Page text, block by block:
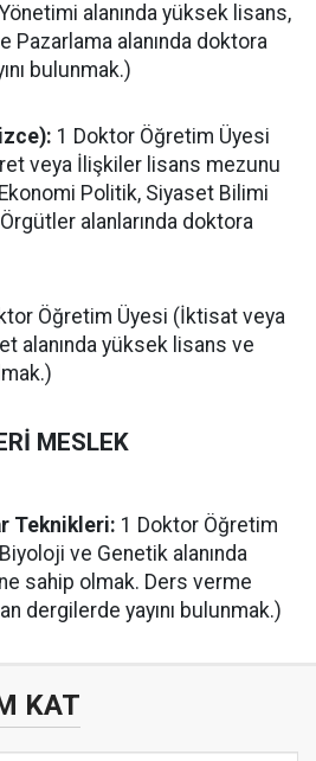
alanında yüksek lisans,
Pazarlama alanında doktora
bulunmak.)
1 Doktor Öğretim Üyesi
veya İlişkiler lisans mezunu
Politik, Siyaset Bilimi
alanlarında doktora
Öğretim Üyesi (İktisat veya
alanında yüksek lisans ve
MESLEK
Teknikleri: 1 Doktor Öğretim
ve Genetik alanında
sahip olmak. Ders verme
dergilerde yayını bulunmak.)
KAT